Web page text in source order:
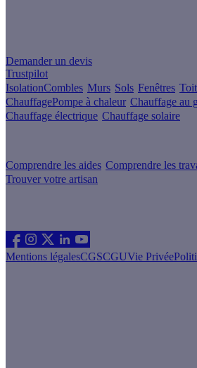
Demander un devis
Trustpilot
IsolationCombles Murs Sols Fenêtres
ChauffagePompe à chaleur Chauffage au
Chauffage électrique Chauffage solaire
Comprendre les aides Comprendre les
Trouver votre artisan
Mentions légalesCGSCGUVie Privée